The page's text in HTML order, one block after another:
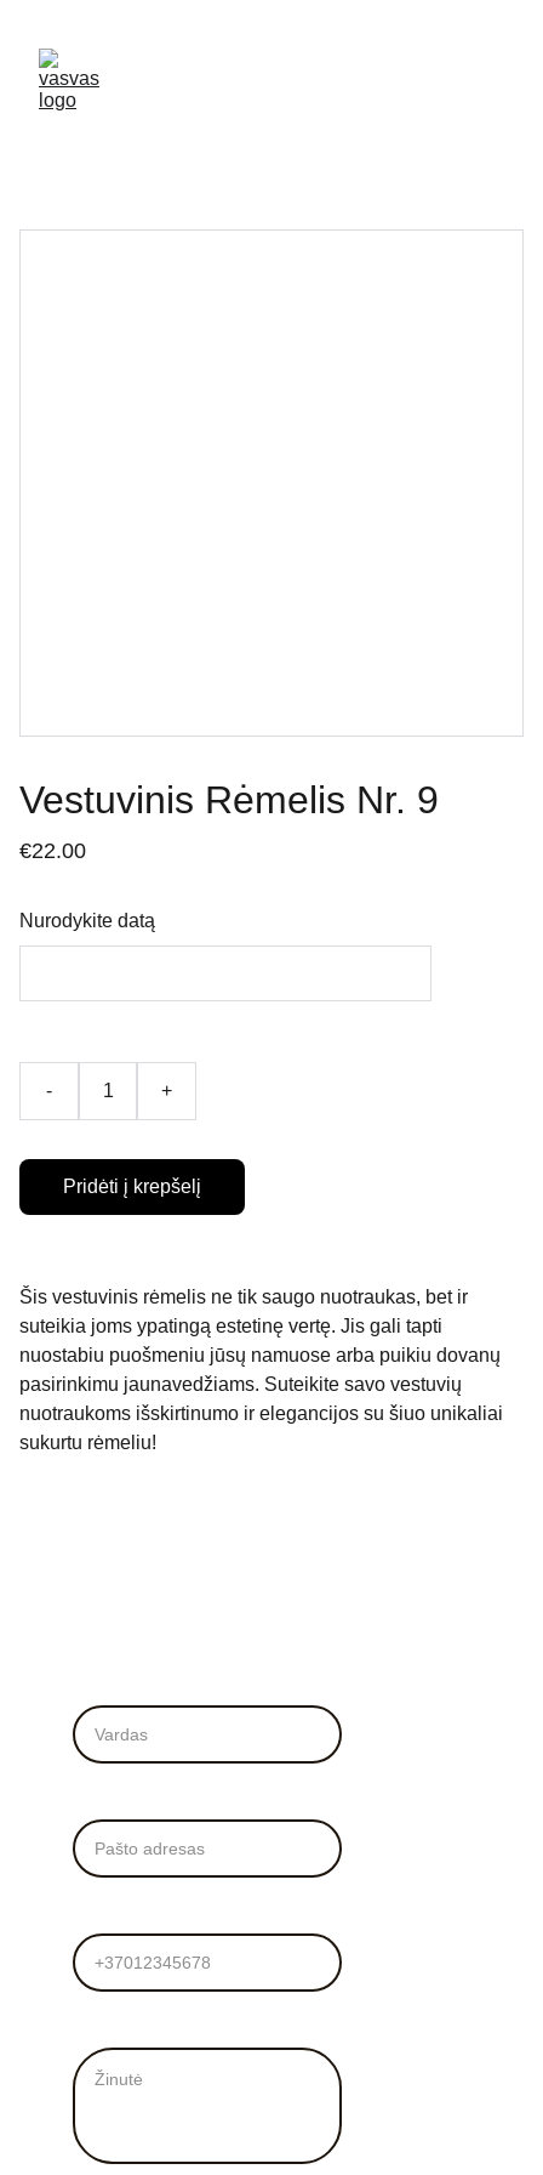
Vestuvinis Rėmelis Nr. 9
€22.00
Nurodykite datą
- +
Pridėti į krepšelį
Šis vestuvinis rėmelis ne tik saugo nuotraukas, bet ir
suteikia joms ypatingą estetinę vertę. Jis gali tapti
nuostabiu puošmeniu jūsų namuose arba puikiu dovanų
pasirinkimu jaunavedžiams. Suteikite savo vestuvių
nuotraukoms išskirtinumo ir elegancijos su šiuo unikaliai
sukurtu rėmeliu!